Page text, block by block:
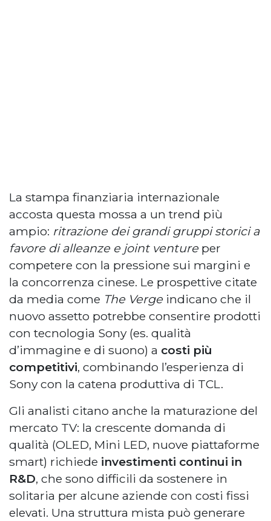
La stampa finanziaria internazionale
accosta questa mossa a un trend più
ampio: ritrazione dei grandi gruppi storici a
favore di alleanze e joint ventureper
competere con la pressione sui margini e
la concorrenza cinese. Le prospettive citate
da media come The Vergeindicano che il
nuovo assetto potrebbe consentire prodotti
con tecnologia Sony (es. qualità
d’immagine e di suono) a costi più
competitivi, combinando l’esperienza di
Sony con la catena produttiva di TCL.
Gli analisti citano anche la maturazione del
mercato TV: la crescente domanda di
qualità (OLED, Mini LED, nuove piattaforme
smart) richiede investimenti continui in
R&D, che sono difficili da sostenere in
solitaria per alcune aziende con costi fissi
elevati. Una struttura mista può generare